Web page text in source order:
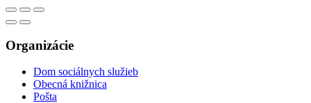
Organizácie
Dom sociálnych služieb
Obecná knižnica
Pošta